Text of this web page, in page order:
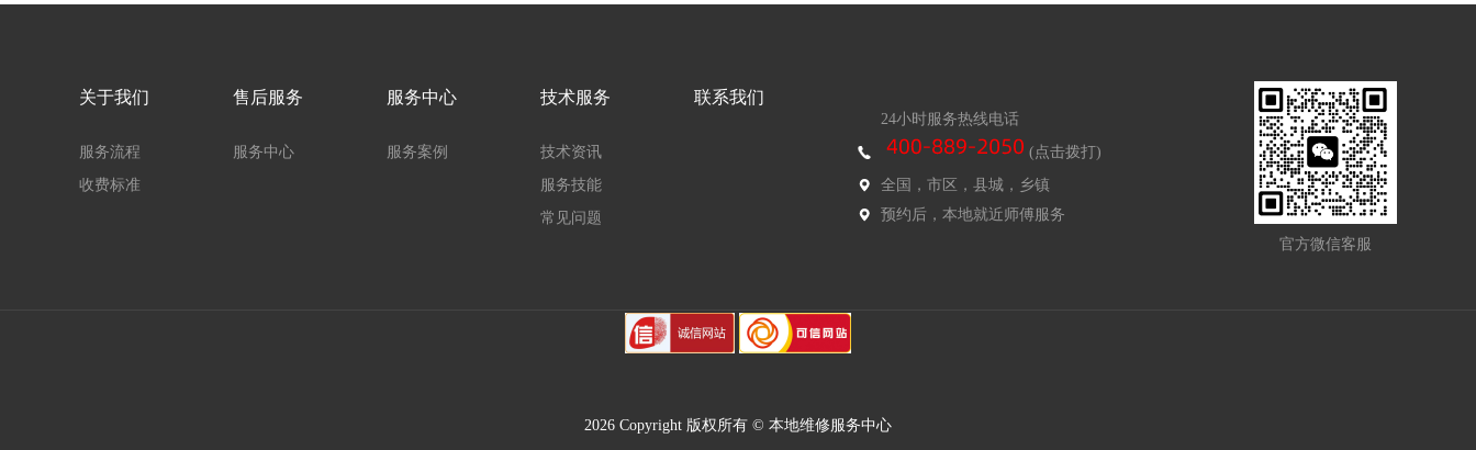
关于我们
服务流程
收费标准
售后服务
服务中心
服务中心
服务案例
技术服务
技术资讯
服务技能
常见问题
联系我们
24小时服务热线电话
(点击拨打)
全国，市区，县城，乡镇
预约后，本地就近师傅服务
官方微信客服
2026 Copyright 版权所有 © 本地维修服务中心